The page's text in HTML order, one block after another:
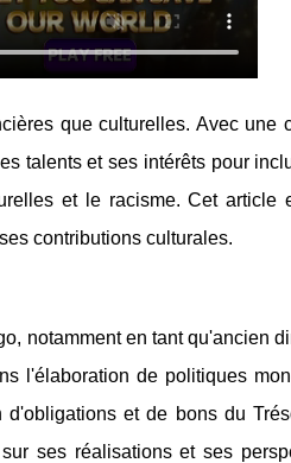
que culturelles. Avec une
talents et ses intérêts pour
et le racisme. Cet article
contributions culturales.
notamment en tant qu'ancien
l'élaboration de politiques
et de bons du
ses réalisations et ses